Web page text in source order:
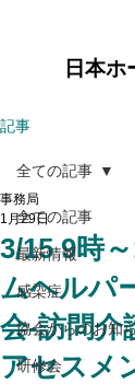
日本
記事
全ての記事
最新情報
感染症
協会からのお知
研修会
全ての記事
3/15 9時
ムヘルパ
会-訪問介
アセスメ
事務局
1月29日